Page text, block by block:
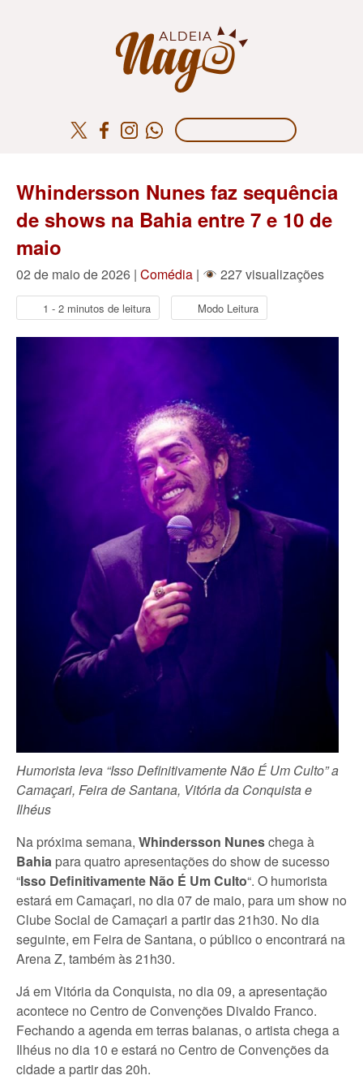
Whindersson Nunes faz sequência
de shows na Bahia entre 7 e 10 de
maio
02 de maio de 2026 | Comédia | 227 visualizações
1 - 2 minutos de leitura Modo Leitura
Humorista leva “Isso Definitivamente Não É Um Culto” a
Camaçari, Feira de Santana, Vitória da Conquista e
Ilhéus
Na próxima semana, Whindersson Nuneschega à
Bahia para quatro apresentações do show de sucesso
“Isso Definitivamente Não É Um Culto“. O humorista
estará em Camaçari, no dia 07 de maio, para um show no
Clube Social de Camaçari a partir das 21h30. No dia
seguinte, em Feira de Santana, o público o encontrará na
Arena Z, também às 21h30.
Já em Vitória da Conquista, no dia 09, a apresentação
acontece no Centro de Convenções Divaldo Franco.
Fechando a agenda em terras baianas, o artista chega a
Ilhéus no dia 10 e estará no Centro de Convenções da
cidade a partir das 20h.